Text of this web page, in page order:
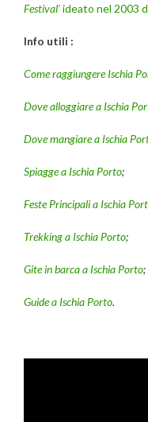
Festival’ideato nel 2003
Info utili :
Come raggiungere Ischia
Dove alloggiare a Ischia
Dove mangiare a Ischia
Spiagge a Ischia Porto;
Feste Principali a Ischia
Trekking a Ischia Porto;
Gite in barca a Ischia Porto;
Guide a Ischia Porto.